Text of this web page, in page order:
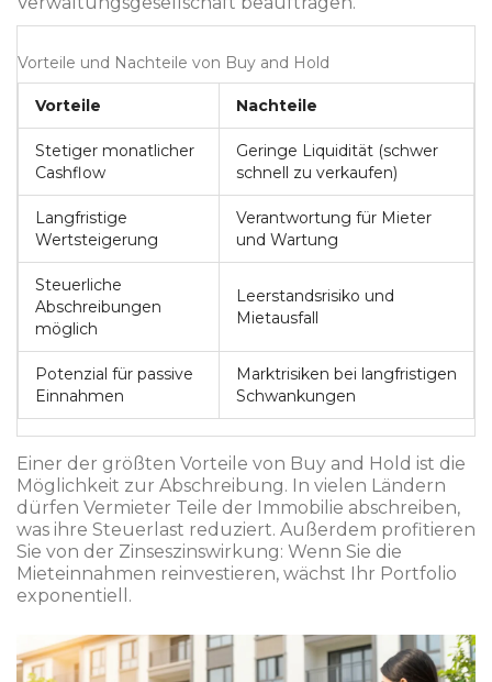
Vorteile und Nachteile von Buy and Hold
Vorteile Nachteile
Stetiger monatlicher
Cashflow
Geringe Liquidität (schwer
schnell zu verkaufen)
Langfristige
Wertsteigerung
Verantwortung für Mieter
und Wartung
Steuerliche
Abschreibungen
möglich
Leerstandsrisiko und
Mietausfall
Potenzial für passive
Einnahmen
Marktrisiken bei langfristigen
Schwankungen
Einer der größten Vorteile von Buy and Hold ist die
Möglichkeit zur Abschreibung. In vielen Ländern
dürfen Vermieter Teile der Immobilie abschreiben,
was ihre Steuerlast reduziert. Außerdem profitieren
Sie von der Zinseszinswirkung: Wenn Sie die
Mieteinnahmen reinvestieren, wächst Ihr Portfolio
exponentiell.